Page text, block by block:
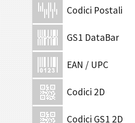
Codici Postali
GS1 DataBar
EAN / UPC
Codici 2D
Codici GS1 2D